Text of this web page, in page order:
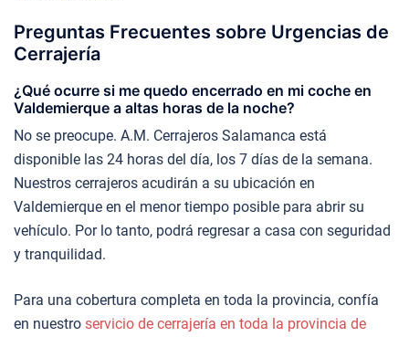
Preguntas Frecuentes sobre Urgencias de
Cerrajería
¿Qué ocurre si me quedo encerrado en mi coche en
Valdemierque a altas horas de la noche?
No se preocupe. A.M. Cerrajeros Salamanca está
disponible las 24 horas del día, los 7 días de la semana.
Nuestros cerrajeros acudirán a su ubicación en
Valdemierque en el menor tiempo posible para abrir su
vehículo. Por lo tanto, podrá regresar a casa con seguridad
y tranquilidad.
Para una cobertura completa en toda la provincia, confía
en nuestro servicio de cerrajería en toda la provincia de